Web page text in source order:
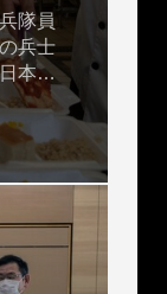
隊員
兵士
本人
上準